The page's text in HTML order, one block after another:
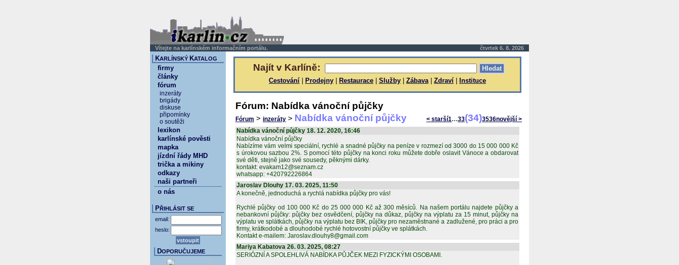
Vítejte na karlínském informačním portálu. čtvrtek 6. 8. 2026
Najít v Karlíně:
Cestování Prodejny Restaurace Služby Zábava| Zdraví Instituce
Fórum: Nabídka vánoční půjčky
Fórum > inzeráty > Nabídka vánoční půjčky < starší1...33(34)3536novější >
Nabídka vánoční půjčky 18. 12. 2020, 16:46
Nabídka vánoční půjčky
Nabízíme vám velmi speciální, rychlé a snadné půjčky na peníze v rozmezí od 3000 do 15 000 000 Kč
s úrokovou sazbou 2%. S pomocí této půjčky na konci roku můžete dobře oslavit Vánoce a obdarovat
své děti, stejně jako své sousedy, pěknými dárky.
kontakt: evakam12@seznam.cz
whatsapp: +420792226864
Jaroslav Dlouhy 17. 03. 2025, 11:50
A konečně, jednoduchá a rychlá nabídka půjčky pro vás!
Rychlé půjčky od 100 000 Kč do 25 000 000 Kč až 300 měsíců. Na našem portálu najdete půjčky a
nebankovní půjčky: půjčky bez osvědčení, půjčky na důkaz, půjčky na výplatu za 15 minut, půjčky na
výplatu ve splátkách, půjčky na výplatu bez BIK, půjčky pro nezaměstnané a zadlužené, pro práci a pro
firmy, krátkodobé a dlouhodobé rychlé hotovostní půjčky ve splátkách.
Kontakt e-mailem: Jaroslav.dlouhy8@gmail.com
Mariya Kabatova 26. 03. 2025, 08:27
SERIÓZNÍ A SPOLEHLIVÁ NABÍDKA PŮJČEK MEZI FYZICKÝMI OSOBAMI.
KARLÍNSKÝ KATALOG
firmy
články
fórum
inzeráty
brigády
diskuse
připomínky
o soutěži
lexikon
karlínské pověsti
mapka
jízdní řády MHD
trička a mikiny
odkazy
naši partneři
o nás
PŘIHLÁSIT SE
email:
heslo:
DOPORUČUJEME